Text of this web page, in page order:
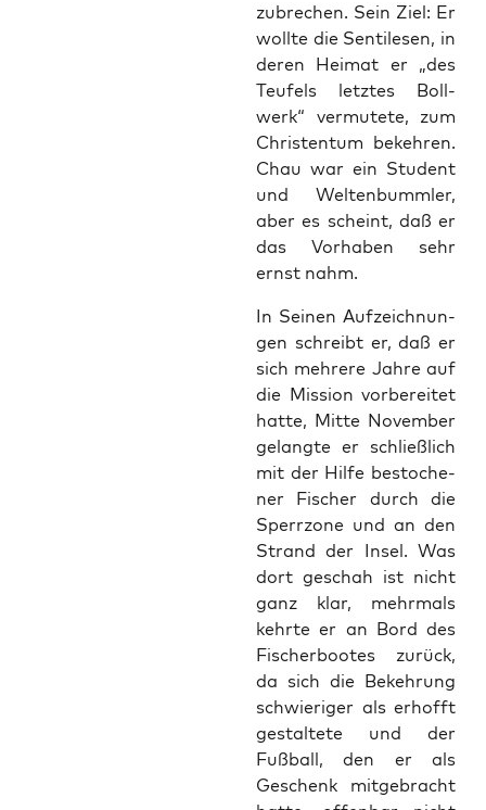
zu­bre­chen. Sein Ziel: Er
woll­te die Sen­ti­le­sen, in
deren Hei­mat er „des
Teu­fels letz­tes Boll­
werk“ ver­mu­te­te, zum
Chris­ten­tum bekeh­ren.
Chau war ein Stu­dent
und Wel­ten­bumm­ler,
aber es scheint, daß er
das Vor­ha­ben sehr
ernst nahm.
In Sei­nen Auf­zeich­nun­
gen schreibt er, daß er
sich meh­re­re Jah­re auf
die Mis­si­on vor­be­rei­tet
hat­te, Mit­te Novem­ber
gelang­te er schließ­lich
mit der Hil­fe besto­che­
ner Fischer durch die
Sperr­zo­ne und an den
Strand der Insel. Was
dort geschah ist nicht
ganz klar, mehr­mals
kehr­te er an Bord des
Fischer­boo­tes zurück,
da sich die Bekeh­rung
schwie­ri­ger als erhofft
gestal­te­te und der
Fuß­ball, den er als
Geschenk mit­ge­bracht